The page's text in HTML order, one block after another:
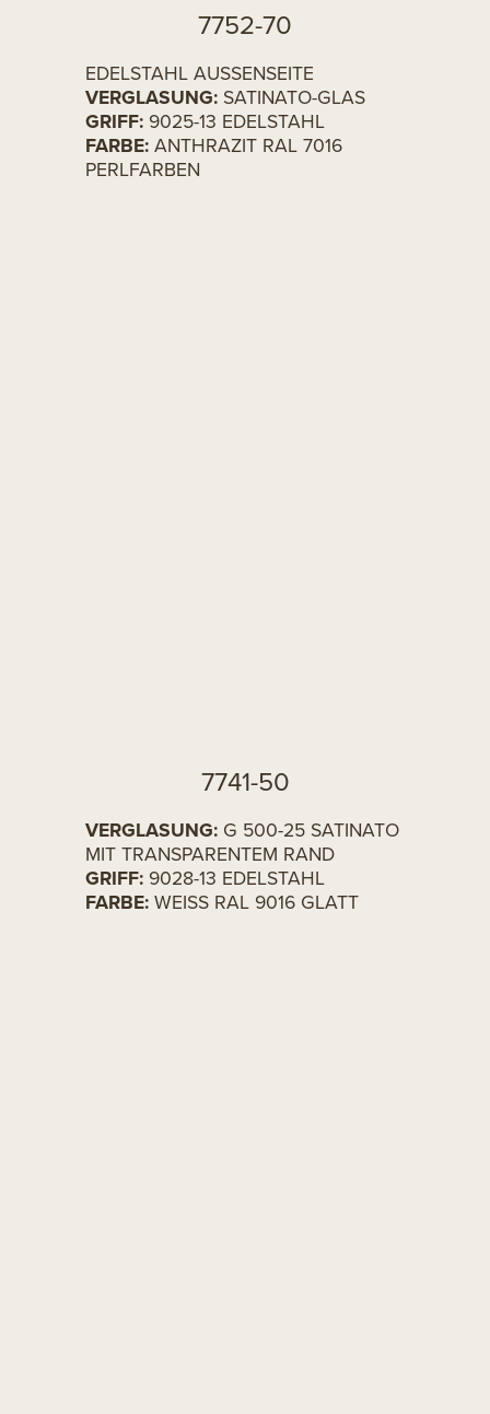
7752-70
EDELSTAHL AUSSENSEITE
VERGLASUNG: SATINATO-GLAS
GRIFF: 9025-13 EDELSTAHL
FARBE: ANTHRAZIT RAL 7016
PERLFARBEN
7741-50
VERGLASUNG: G 500-25 SATINATO
MIT TRANSPARENTEM RAND
GRIFF: 9028-13 EDELSTAHL
FARBE: WEISS RAL 9016 GLATT